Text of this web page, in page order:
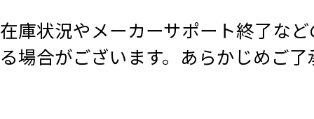
在庫状況やメーカーサポート終了な
る場合がございます。あらかじめご